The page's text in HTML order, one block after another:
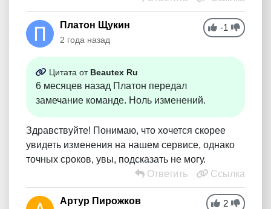
-1
Платон Щукин
2 года назад
Цитата от Beautex Ru
6 месяцев назад Платон передал
замечание команде. Ноль изменений.
Здравствуйте! Понимаю, что хочется скорее
увидеть изменения на нашем сервисе, однако
точных сроков, увы, подсказать не могу.
Ответить
Ссылка
2
Артур Пирожков